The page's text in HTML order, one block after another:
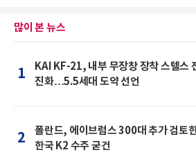
많이 본 뉴스
1
KAI KF-21, 내부 무장창 장착 스텔스
진화…5.5세대 도약 선언
2
폴란드, 에이브럼스 300대 추가 검토
한국 K2 수주 굳건